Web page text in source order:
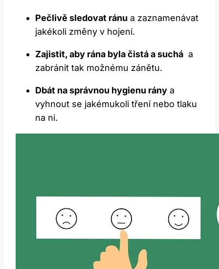
Pečlivě‍ sledovat ránu a zaznamenávat
jakékoli⁤ změny v hojení.
Zajistit, aby⁤ rána byla čistá‍ a suchá ⁤ a
zabránit tak možnému zánětu.
Dbát ⁣na správnou hygienu rány a
vyhnout se jakémukoli⁣ tření nebo tlaku
⁤na ni.